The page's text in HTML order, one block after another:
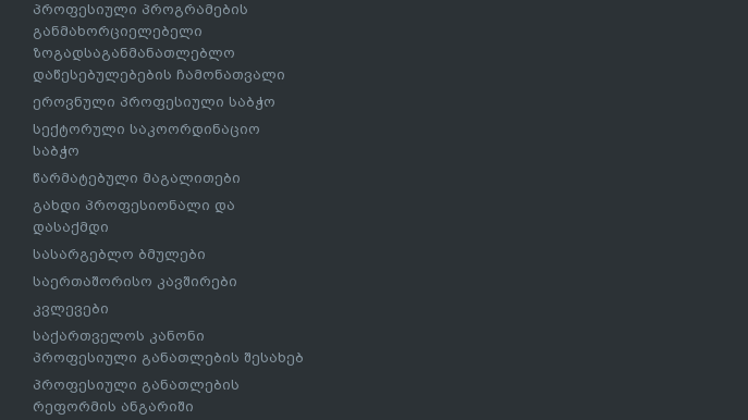
პროფესიული პროგრამების
განმახორციელებელი
ზოგადსაგანმანათლებლო
დაწესებულებების ჩამონათვალი
ეროვნული პროფესიული საბჭო
სექტორული საკოორდინაციო
საბჭო
წარმატებული მაგალითები
გახდი პროფესიონალი და
დასაქმდი
სასარგებლო ბმულები
საერთაშორისო კავშირები
კვლევები
საქართველოს კანონი
პროფესიული განათლების შესახებ
პროფესიული განათლების
რეფორმის ანგარიში